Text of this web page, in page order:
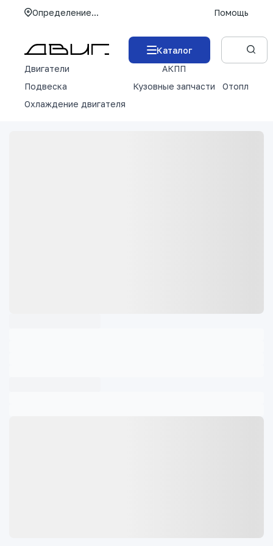
Определение... Помощь
Каталог
Двигатели
АКПП
Подвеска
Кузовные запчасти
Отопление
Охлаждение двигателя